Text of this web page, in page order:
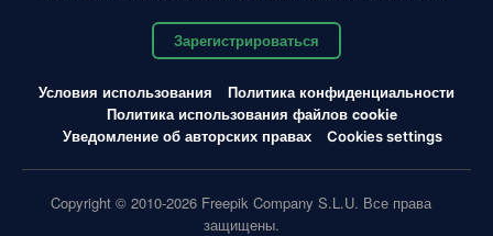
Зарегистрироваться
Условия использования
Политика конфиденциальности
Политика использования файлов cookie
Уведомление об авторских правах
Cookies settings
Copyright © 2010-2026 Freepik Company S.L.U. Все права
защищены.